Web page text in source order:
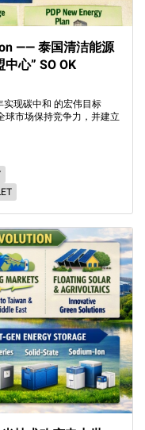
—— 泰国清洁能源
心” SO OK
现碳中和 的宏伟目标
球市场保持竞争力，并建立